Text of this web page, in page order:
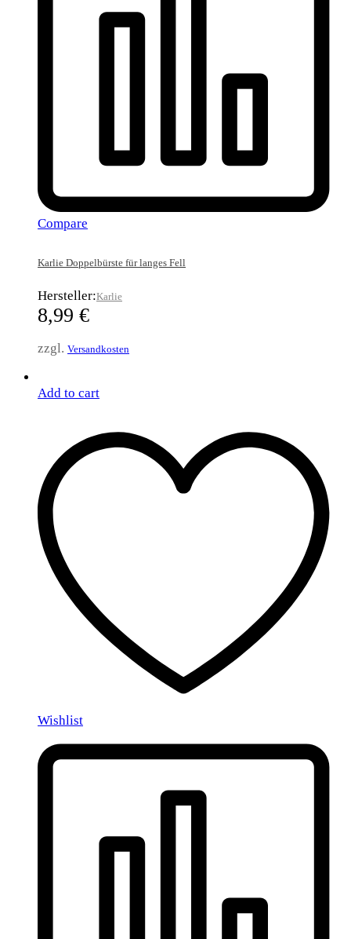
Compare
Karlie Doppelbürste für langes Fell
Hersteller:Karlie
8,99 €
zzgl. Versandkosten
Add to cart
Wishlist